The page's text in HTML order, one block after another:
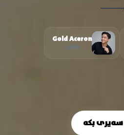
Gold Aceron
مارلۆن
سەیری بکە